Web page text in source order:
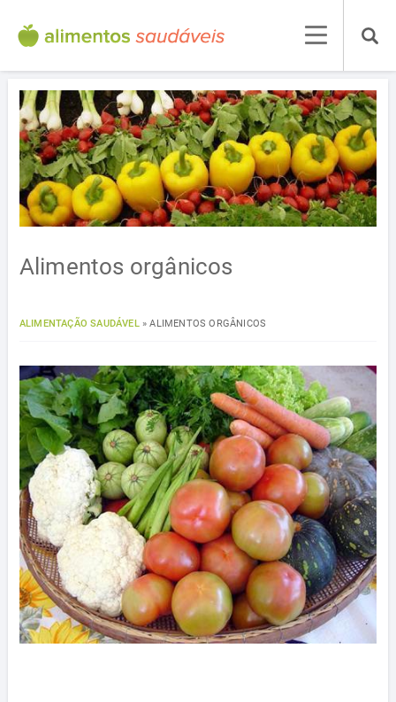
Alimentos orgânicos
ALIMENTAÇÃO SAUDÁVEL»ALIMENTOS ORGÂNICOS